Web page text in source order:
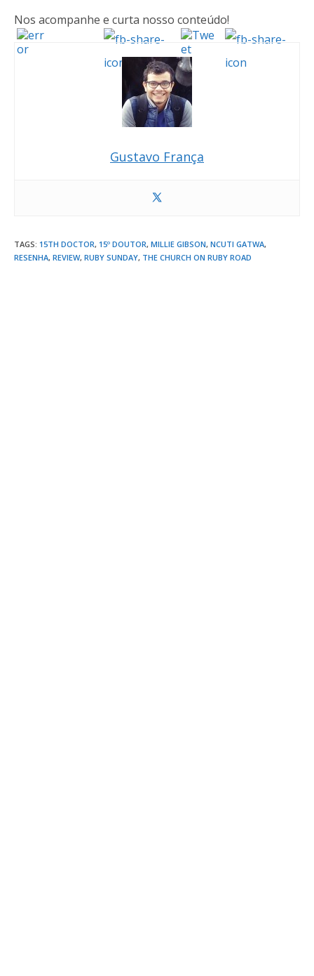
Nos acompanhe e curta nosso conteúdo!
Gustavo França
TAGS: 15TH DOCTOR, 15º DOUTOR, MILLIE GIBSON, NCUTI GATWA,
RESENHA, REVIEW, RUBY SUNDAY, THE CHURCH ON RUBY ROAD